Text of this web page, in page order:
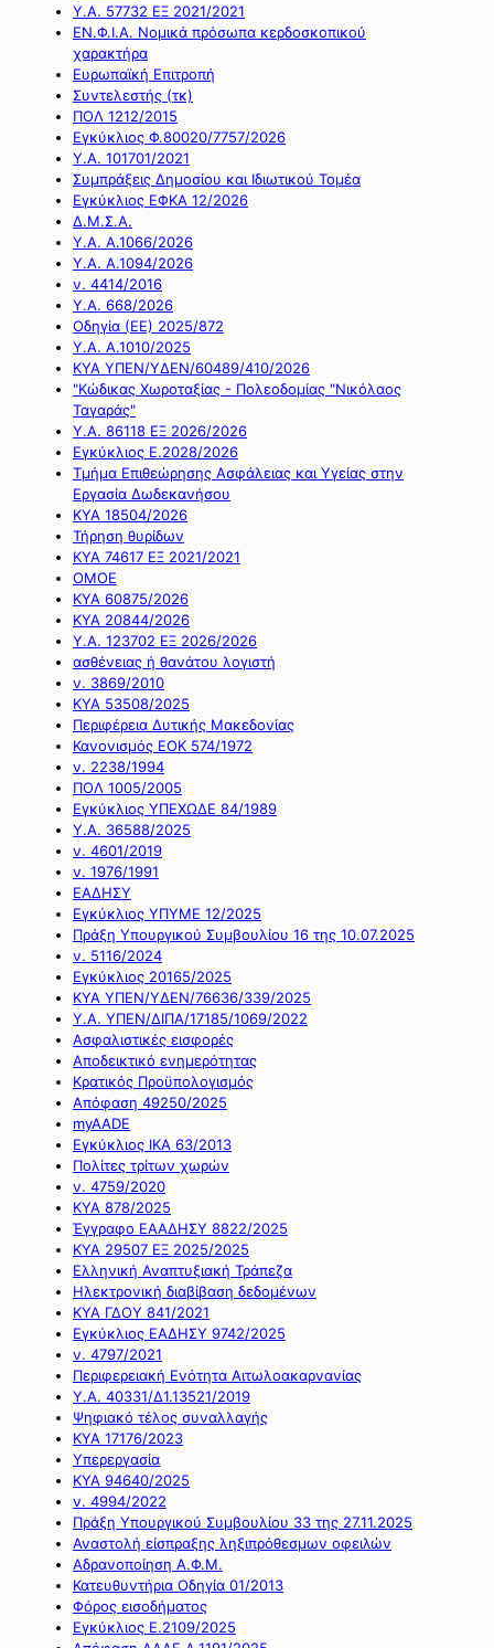
Υ.Α. 57732 ΕΞ 2021/2021
ΕΝ.Φ.Ι.Α. Νομικά πρόσωπα κερδοσκοπικού
χαρακτήρα
Ευρωπαϊκή Επιτροπή
Συντελεστής (τκ)
ΠΟΛ 1212/2015
Εγκύκλιος Φ.80020/7757/2026
Υ.Α. 101701/2021
Συμπράξεις Δημοσίου και Ιδιωτικού Τομέα
Εγκύκλιος ΕΦΚΑ 12/2026
Δ.Μ.Σ.Α.
Υ.Α. Α.1066/2026
Υ.Α. Α.1094/2026
ν. 4414/2016
Y.A. 668/2026
Οδηγία (ΕΕ) 2025/872
Υ.Α. Α.1010/2025
ΚΥΑ ΥΠΕΝ/ΥΔΕΝ/60489/410/2026
"Κώδικας Χωροταξίας - Πολεοδομίας "Νικόλαος
Ταγαράς"
Υ.Α. 86118 ΕΞ 2026/2026
Εγκύκλιος Ε.2028/2026
Τμήμα Επιθεώρησης Ασφάλειας και Υγείας στην
Εργασία Δωδεκανήσου
ΚΥΑ 18504/2026
Τήρηση θυρίδων
ΚΥΑ 74617 ΕΞ 2021/2021
ΟΜΟΕ
ΚΥΑ 60875/2026
ΚΥΑ 20844/2026
Υ.Α. 123702 ΕΞ 2026/2026
ασθένειας ή θανάτου λογιστή
ν. 3869/2010
ΚΥΑ 53508/2025
Περιφέρεια Δυτικής Μακεδονίας
Κανονισμός ΕΟΚ 574/1972
ν. 2238/1994
ΠΟΛ 1005/2005
Εγκύκλιος ΥΠΕΧΩΔΕ 84/1989
Υ.Α. 36588/2025
ν. 4601/2019
ν. 1976/1991
ΕΑΔΗΣΥ
Εγκύκλιος ΥΠΥΜΕ 12/2025
Πράξη Υπουργικού Συμβουλίου 16 της 10.07.2025
ν. 5116/2024
Εγκύκλιος 20165/2025
ΚΥΑ ΥΠΕΝ/ΥΔΕΝ/76636/339/2025
Υ.Α. ΥΠΕΝ/ΔΙΠΑ/17185/1069/2022
Ασφαλιστικές εισφορές
Αποδεικτικό ενημερότητας
Κρατικός Προϋπολογισμός
Απόφαση 49250/2025
myAADE
Εγκύκλιος ΙΚΑ 63/2013
Πολίτες τρίτων χωρών
ν. 4759/2020
ΚΥΑ 878/2025
Έγγραφο ΕΑΑΔΗΣΥ 8822/2025
ΚΥΑ 29507 ΕΞ 2025/2025
Ελληνική Αναπτυξιακή Τράπεζα
Ηλεκτρονική διαβίβαση δεδομένων
ΚΥΑ ΓΔΟΥ 841/2021
Εγκύκλιος ΕΑΔΗΣΥ 9742/2025
ν. 4797/2021
Περιφερειακή Ενότητα Αιτωλοακαρνανίας
Υ.Α. 40331/Δ1.13521/2019
Ψηφιακό τέλος συναλλαγής
ΚΥΑ 17176/2023
Υπερεργασία
ΚΥΑ 94640/2025
ν. 4994/2022
Πράξη Υπουργικού Συμβουλίου 33 της 27.11.2025
Αναστολή είσπραξης ληξιπρόθεσμων οφειλών
Αδρανοποίηση Α.Φ.Μ.
Κατευθυντήρια Οδηγία 01/2013
Φόρος εισοδήματος
Εγκύκλιος Ε.2109/2025